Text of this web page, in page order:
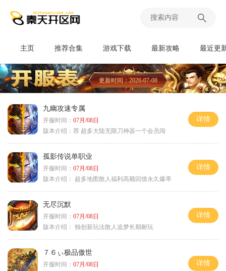
主页 推荐合集 游戏下载 最新攻略 最近更
更新时间：2026-07-08
九幽攻速专属
开服时间： 07月/08日
版本介绍： 荐 超多大陆无限刀神器一个会员闯
详情
孤影传说单职业
开服时间： 07月/08日
版本介绍：
超多地图散人福利高额回馈永久爆率
详情
无尽沉默
开服时间： 07月/08日
版本介绍： 独创新玩法散人追梦长期耐玩
详情
７６ぃ极品傲世
开服时间： 07月/08日
详情